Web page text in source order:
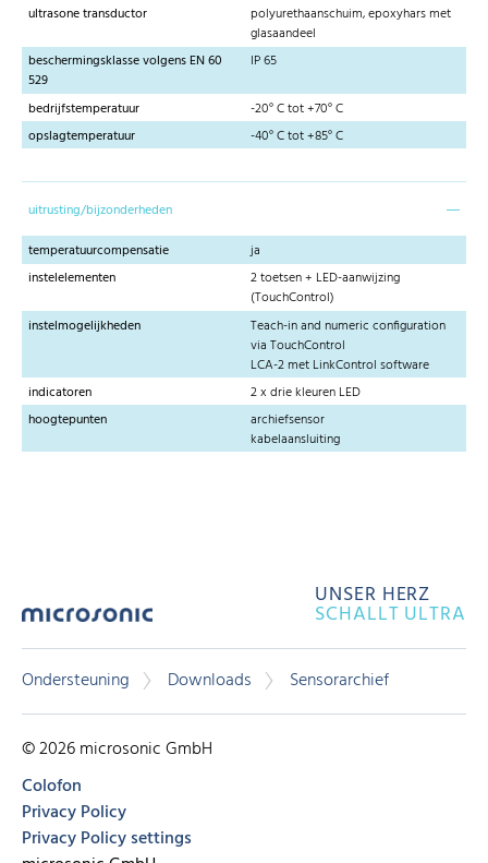
ultrasone transductor
polyurethaanschuim, epoxyhars met
glasaandeel
beschermingsklasse volgens EN 60
529
IP 65
bedrijfstemperatuur
-20° C tot +70° C
opslagtemperatuur
-40° C tot +85° C
uitrusting/bijzonderheden
temperatuurcompensatie
ja
instelelementen
2 toetsen + LED-aanwijzing
(TouchControl)
instelmogelijkheden
Teach-in and numeric configuration
via TouchControl
LCA-2 met LinkControl software
indicatoren
2 x drie kleuren LED
hoogtepunten
archiefsensor
kabelaansluiting
UNSER HERZ
SCHALLT ULTRA
Ondersteuning Downloads Sensorarchief
© 2026 microsonic GmbH
Colofon
Privacy Policy
Privacy Policy settings